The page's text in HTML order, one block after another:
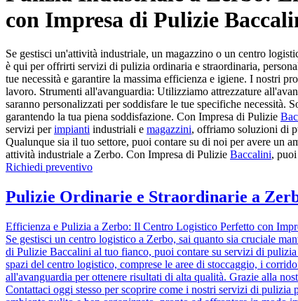
con Impresa di Pulizie
Se gestisci un'attività industriale, un magazzino o un centro
è qui per offrirti servizi di pulizia ordinaria e straordinaria,
tue necessità e garantire la massima efficienza e igiene. I nostri
lavoro. Strumenti all'avanguardia: Utilizziamo attrezzature
saranno personalizzati per soddisfare le tue specifiche
garantendo la tua piena soddisfazione. Con Impresa di Pulizie
servizi perimpianti industriali e magazzini, offriamo soluzioni di
Qualunque sia il tuo settore, puoi contare su di noi per avere un
attività industriale a Zerbo. Con Impresa di Pulizie Baccalini,
Richiedi preventivo
Pulizie Ordinarie e Straordinarie a
Efficienza e Pulizia a Zerbo: Il Centro Logistico Perfetto con
Se gestisci un centro logistico a Zerbo, sai quanto sia cruciale
di Pulizie Baccalini al tuo fianco, puoi contare su servizi di
spazi del centro logistico, comprese le aree di stoccaggio, i
all'avanguardia per ottenere risultati di alta qualità. Grazie alla
Contattaci oggi stesso per scoprire come i nostri servizi di